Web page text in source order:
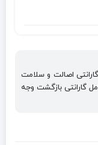
اصالت و سلامت
گارانتی بازگشت وجه